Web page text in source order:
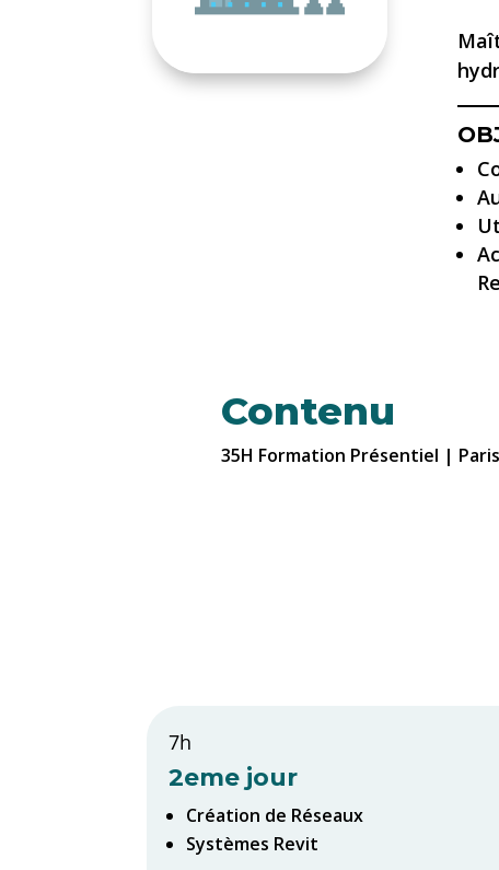
Contenu
35H Formation Présentiel | Paris
7h
2eme jour
Création de Réseaux
Systèmes Revit